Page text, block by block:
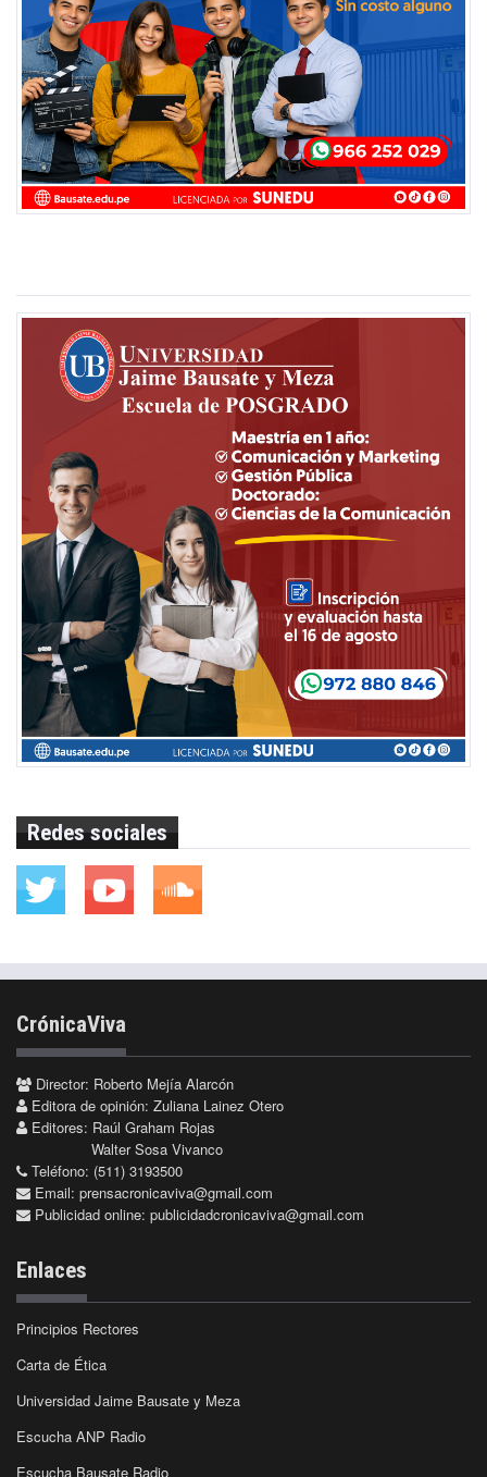
Redes sociales
CrónicaViva
Director: Roberto Mejía Alarcón
Editora de opinión: Zuliana Lainez Otero
Editores: Raúl Graham Rojas
Walter Sosa Vivanco
Teléfono: (511) 3193500
Email: prensacronicaviva@gmail.com
Publicidad online: publicidadcronicaviva@gmail.com
Enlaces
Principios Rectores
Carta de Ética
Universidad Jaime Bausate y Meza
Escucha ANP Radio
Escucha Bausate Radio